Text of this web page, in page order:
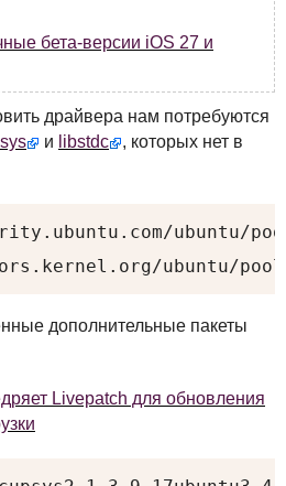
бета-версии iOS 27 и
драйвера нам потребуются
и libstdc
, которых нет в
ubuntu/
ubuntu/
дополнительные пакеты
Livepatch для обновления